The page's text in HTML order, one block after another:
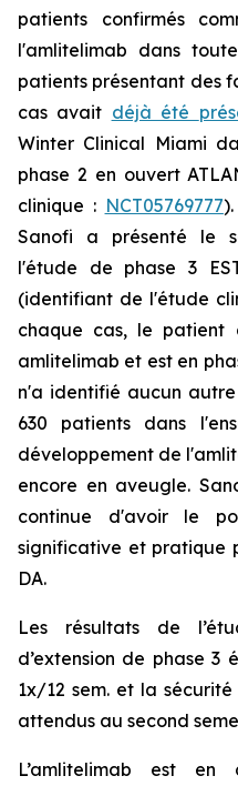
patients confirmés
l'amlitelimab dans
patients présentant des
cas avait déjà été
Winter Clinical Miami
phase 2 en ouvert
clinique : NCT05769777
Sanofi a présenté le
l'étude de phase 3
(identifiant de l'étude
chaque cas, le
amlitelimab et est en
n'a identifié aucun
630 patients dans
développement de
encore en aveugle.
continue d'avoir le
significative et pratique
DA.
Les résultats de
d’extension de phase 3
1x/12 sem. et la
attendus au second
L’amlitelimab est en